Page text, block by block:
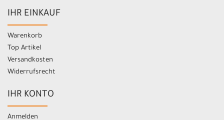
IHR EINKAUF
Warenkorb
Top Artikel
Versandkosten
Widerrufsrecht
IHR KONTO
Anmelden